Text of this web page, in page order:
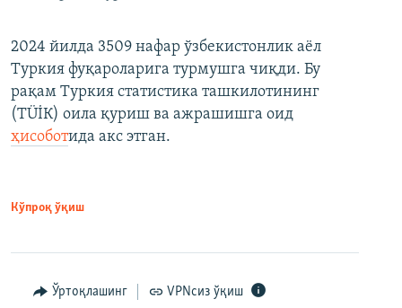
2024 йилда 3509 нафар ўзбекистонлик аёл
Туркия фуқароларига турмушга чиқди. Бу
рақам Туркия статистика ташкилотининг
(ТÜİК) оила қуриш ва ажрашишга оид
ҳисоботида акс этган.
Кўпроқ ўқиш
Ўртоқлашинг VPNсиз ўқиш